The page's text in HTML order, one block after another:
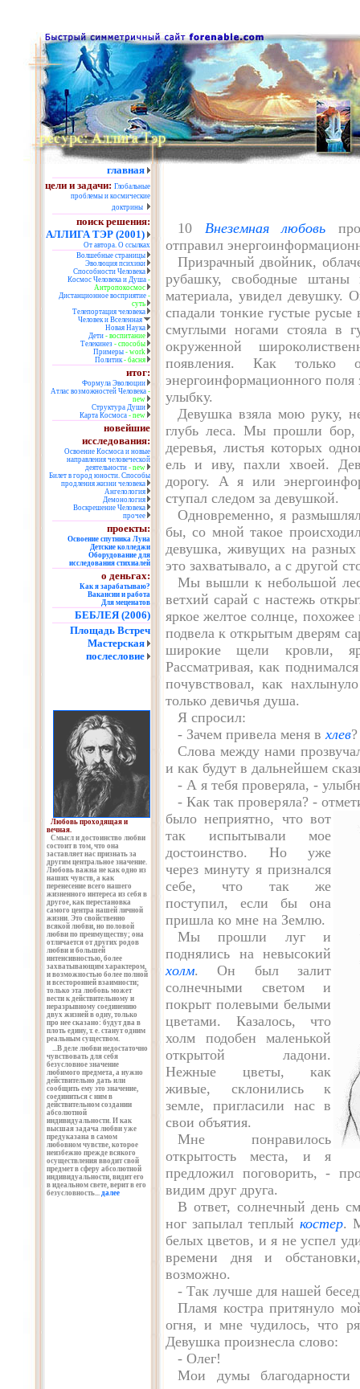
главная
цели и задачи: Глобальные
проблемы и космические
доктрины
поиск решения:
АЛЛИГА ТЭР (2001)
От автора. О ссылках
Волшебные страницы
Эволюция психики
Способности Человека
Космос Человека и Душа -
Антропокосмос
Дистанционное восприятие -
суть
Телепортация человека
Человек и Вселенная
Новая Наука
Дети - воспитание
Телекинез - способы
Примеры - work
Политик - басня
итог:
Формула Эволюции
Атлас возможностей Человека -
new
Структура Души
Карта Космоса - new
новейшие
исследования:
Освоение Космоса и новые
направления человеческой
деятельности - new
Билет в город юности. Способы
продления жизни человека
Ангелология
Демонология
Воскрешение Человека
прочее
проекты:
Освоение спутника Луна
Детские колледжи
Оборудование для
исследования стихиалей
о деньгах:
Как я зарабатываю?
Вакансии и работа
Для меценатов
БЕБЛЕЯ (2006)
Площадь Встреч
Мастерская
послесловие
Любовь проходящая и
вечная.
Смысл и достоинство любви
состоит в том, что она
заставляет нас признать за
другим центральное значение.
Любовь важна не как одно из
наших чувств, а как
перенесение всего нашего
жизненного интереса из себя в
другое, как перестановка
самого центра нашей личной
жизни. Это свойственно
всякой любви, но половой
любви по преимуществу; она
отличается от других родов
любви и большей
интенсивностью, более
захватывающим характером,
и возможностью более полной
и всесторонней взаимности;
только эта любовь может
вести к действительному и
неразрывному соединению
двух жизней в одну, только
про нее сказано: будут два в
плоть едину, т. е. станут одним
реальным существом.
...В деле любви недостаточно
чувствовать для себя
безусловное значение
любимого предмета, а нужно
действительно дать или
сообщить ему это значение,
соединиться с ним в
действительном создании
абсолютной
индивидуальности. И как
высшая задача любви уже
предуказана в самом
любовном чувстве, которое
неизбежно прежде всякого
осуществления вводит свой
предмет в сферу абсолютной
индивидуальности, видит его
в идеальном свете, верит в его
безусловность... далее
10 Внеземная любовь
отправил
Призрачный двойник,
рубашку, свободные штаны
материала, увидел девушку.
спадали тонкие густые
смуглыми ногами стояла в
окруженной
появления. Как только
энергоинформационного
улыбку.
Девушка взяла мою руку,
глубь леса. Мы прошли
деревья, листья которых
ель и иву, пахли хвоей.
дорогу. А я или
ступал следом за девушкой.
Одновременно, я
бы, со мной такое
девушка, живущих на
это захватывало, а с другой
Мы вышли к небольшой
ветхий сарай с настежь
яркое желтое солнце,
подвела к открытым дверям
широкие щели кровли,
Рассматривая, как
почувствовал, как
только девичья душа.
Я спросил:
- Зачем привела меня вхлев?
Слова между нами
и как будут в дальнейшем
- А я тебя проверяла, -
- Как так проверяла? -
было неприятно, что вот
так испытывали мое
достоинство. Но уже
через минуту я признался
себе, что так же
поступил, если бы она
пришла ко мне на Землю.
Мы прошли луг и
поднялись на невысокий
холм. Он был залит
солнечными светом и
покрыт полевыми белыми
цветами. Казалось, что
холм подобен маленькой
открытой ладони.
Нежные цветы, как
живые, склонились к
земле, пригласили нас в
свои объятия.
Мне понравилось
открытость места, и я
предложил поговорить, -
видим друг друга.
В ответ, солнечный день
ног запылал теплыйкостер.
белых цветов, и я не успел
времени дня и
возможно.
- Так лучше для нашей
Пламя костра притянуло
огня, и мне чудилось, что
Девушка произнесла слово:
- Олег!
Мои думы благодарности